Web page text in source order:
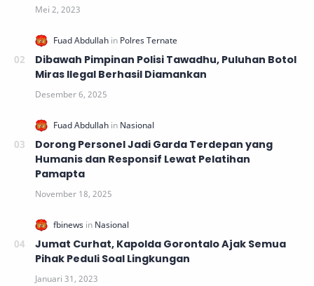
Dibawah Pimpinan Polisi Tawadhu, Puluhan Botol
Miras Ilegal Berhasil Diamankan
Dorong Personel Jadi Garda Terdepan yang
Humanis dan Responsif Lewat Pelatihan
Pamapta
Jumat Curhat, Kapolda Gorontalo Ajak Semua
Pihak Peduli Soal Lingkungan